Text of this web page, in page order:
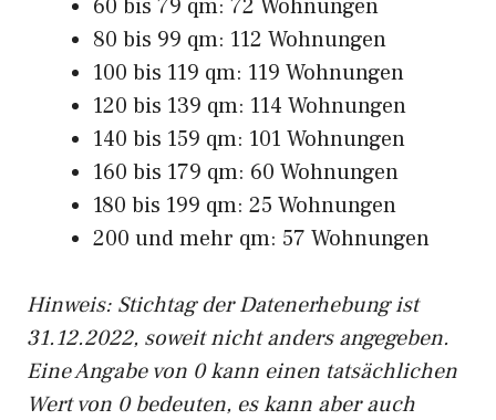
60 bis 79 qm: 72 Wohnungen
80 bis 99 qm: 112 Wohnungen
100 bis 119 qm: 119 Wohnungen
120 bis 139 qm: 114 Wohnungen
140 bis 159 qm: 101 Wohnungen
160 bis 179 qm: 60 Wohnungen
180 bis 199 qm: 25 Wohnungen
200 und mehr qm: 57 Wohnungen
Hinweis: Stichtag der Datenerhebung ist
31.12.2022, soweit nicht anders angegeben.
Eine Angabe von 0 kann einen tatsächlichen
Wert von 0 bedeuten, es kann aber auch